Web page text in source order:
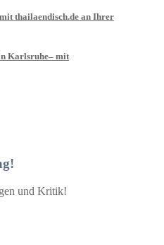
thailaendisch.de an Ihrer
Karlsruhe– mit
und Kritik!